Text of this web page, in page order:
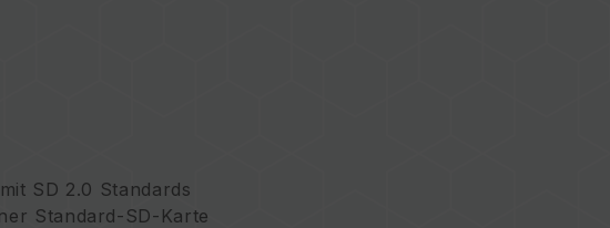
SD 2.0 Standards
Standard-SD-Karte